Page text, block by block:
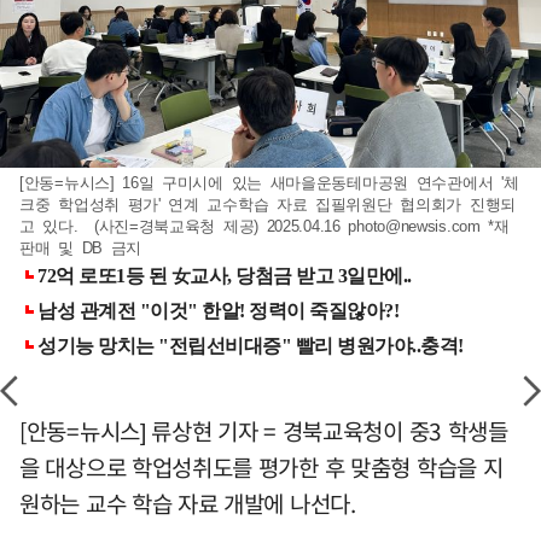
[안동=뉴시스] 16일 구미시에 있는 새마을운동테마공원 연수관에서 '체
크중 학업성취 평가' 연계 교수학습 자료 집필위원단 협의회가 진행되
고 있다. (사진=경북교육청 제공) 2025.04.16photo@newsis.com *재
판매 및 DB 금지
[안동=뉴시스] 류상현 기자 = 경북교육청이 중3 학생들
을 대상으로 학업성취도를 평가한 후 맞춤형 학습을 지
원하는 교수 학습 자료 개발에 나선다.